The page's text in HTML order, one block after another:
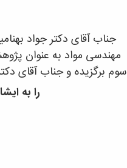
جناب آقای دکتر جواد
مهندسی مواد به عنوان
سوم برگزیده و جناب آقای
را به